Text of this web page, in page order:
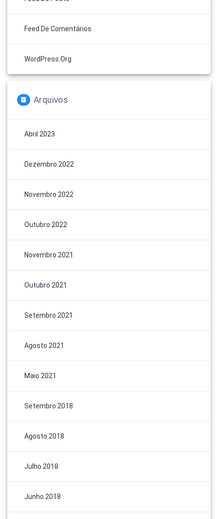
Feed De Comentários
WordPress.org
Arquivos
Abril 2023
Dezembro 2022
Novembro 2022
Outubro 2022
Novembro 2021
Outubro 2021
Setembro 2021
Agosto 2021
Maio 2021
Setembro 2018
Agosto 2018
Julho 2018
Junho 2018